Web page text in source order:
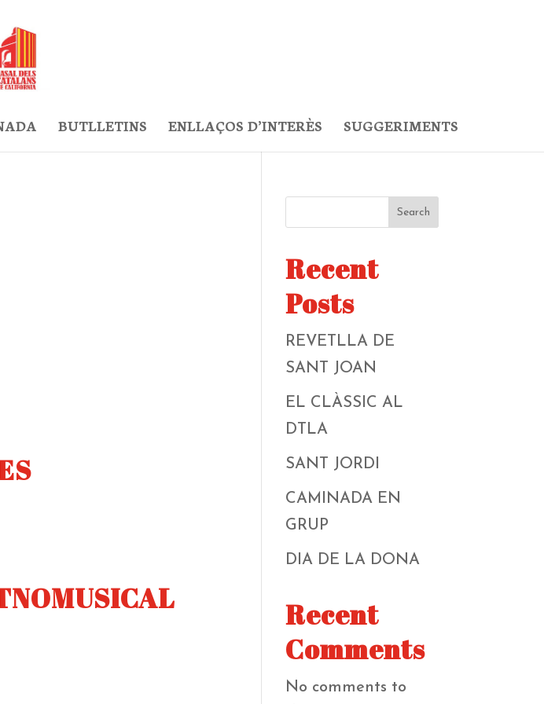
BUTLLETINS ENLLAÇOS D’INTERÈS SUGGERIMENTS
Search
Recent
Posts
REVETLLA DE
SANT JOAN
EL CLÀSSIC AL
DTLA
SANT JORDI
CAMINADA EN
GRUP
DIA DE LA DONA
Recent
Comments
No comments to